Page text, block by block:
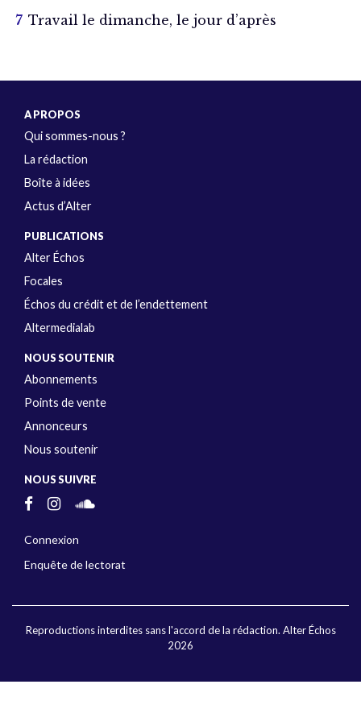
Travail le dimanche, le jour d’après
A PROPOS
Qui sommes-nous ?
La rédaction
Boîte à idées
Actus d’Alter
PUBLICATIONS
Alter Échos
Focales
Échos du crédit et de l’endettement
Altermedialab
NOUS SOUTENIR
Abonnements
Points de vente
Annonceurs
Nous soutenir
NOUS SUIVRE
Connexion
Enquête de lectorat
Reproductions interdites sans l'accord de la rédaction. Alter Échos
2026